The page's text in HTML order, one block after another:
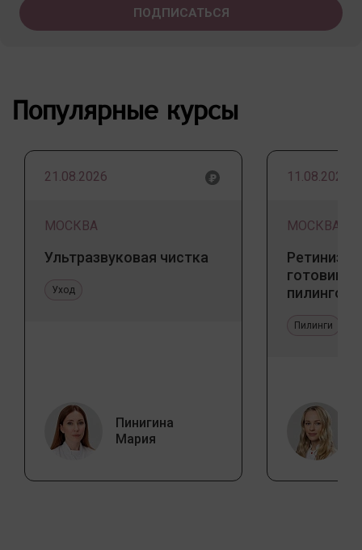
Популярные курсы
21.08.2026
МОСКВА
Ультразвуковая чистка
Уход
Пинигина
Мария
11.08.2026
МОСКВА
готовим
пилингов
Пилинги